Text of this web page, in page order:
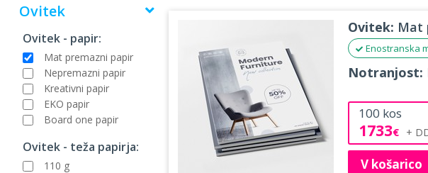
Ovitek
Ovitek - papir:
Mat premazni papir
Nepremazni papir
Kreativni papir
EKO papir
Board one papir
Ovitek - teža papirja:
110 g
Ovitek: Mat
Enostranska
Notranjost:
100 kos
1733€
V košarico